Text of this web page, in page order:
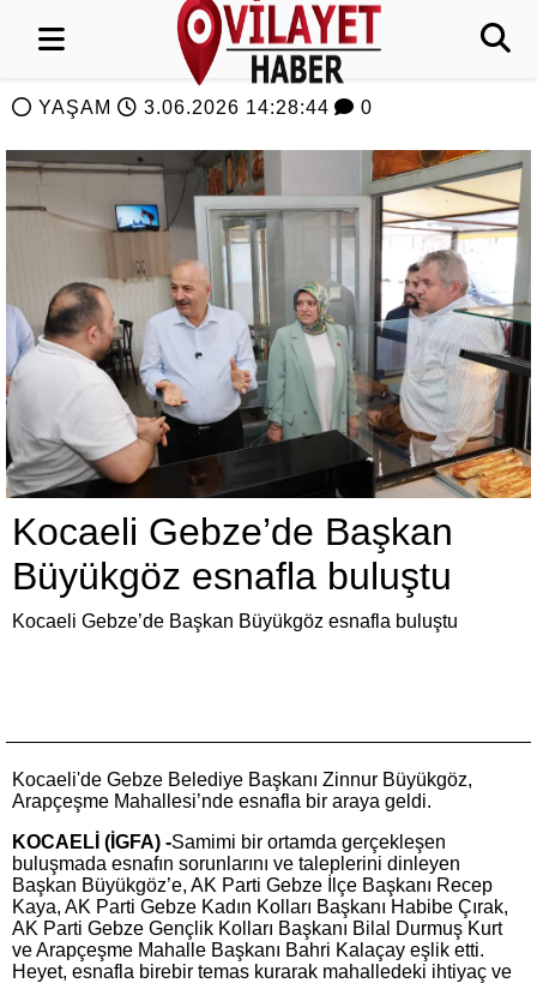
YAŞAM 3.06.2026 14:28:44 0
Kocaeli Gebze’de Başkan
Büyükgöz esnafla buluştu
Kocaeli Gebze’de Başkan Büyükgöz esnafla buluştu
Kocaeli'de Gebze Belediye Başkanı Zinnur Büyükgöz,
Arapçeşme Mahallesi’nde esnafla bir araya geldi.
KOCAELİ (İGFA) -Samimi bir ortamda gerçekleşen
buluşmada esnafın sorunlarını ve taleplerini dinleyen
Başkan Büyükgöz’e, AK Parti Gebze İlçe Başkanı Recep
Kaya, AK Parti Gebze Kadın Kolları Başkanı Habibe Çırak,
AK Parti Gebze Gençlik Kolları Başkanı Bilal Durmuş Kurt
ve Arapçeşme Mahalle Başkanı Bahri Kalaçay eşlik etti.
Heyet, esnafla birebir temas kurarak mahalledeki ihtiyaç ve